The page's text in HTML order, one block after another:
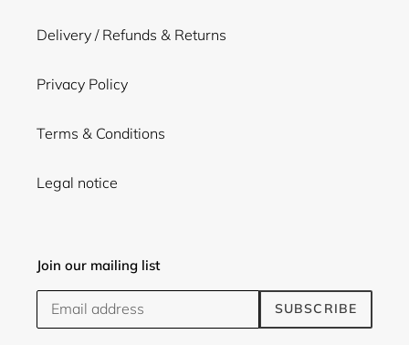
Delivery / Refunds & Returns
Privacy Policy
Terms & Conditions
Legal notice
Join our mailing list
SUBSCRIBE